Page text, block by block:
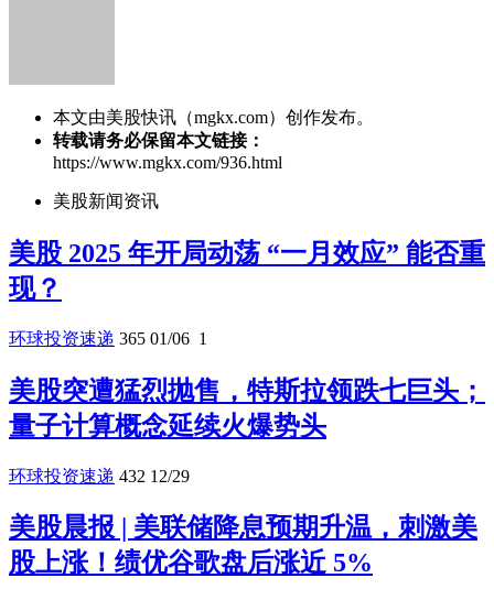
本文由美股快讯（mgkx.com）创作发布。
转载请务必保留本文链接：
https://www.mgkx.com/936.html
美股新闻资讯
美股 2025 年开局动荡 “一月效应” 能否重
现？
环球投资速递 365 01/06 1
美股突遭猛烈抛售，特斯拉领跌七巨头；
量子计算概念延续火爆势头
环球投资速递 432 12/29
美股晨报 | 美联储降息预期升温，刺激美
股上涨！绩优谷歌盘后涨近 5%